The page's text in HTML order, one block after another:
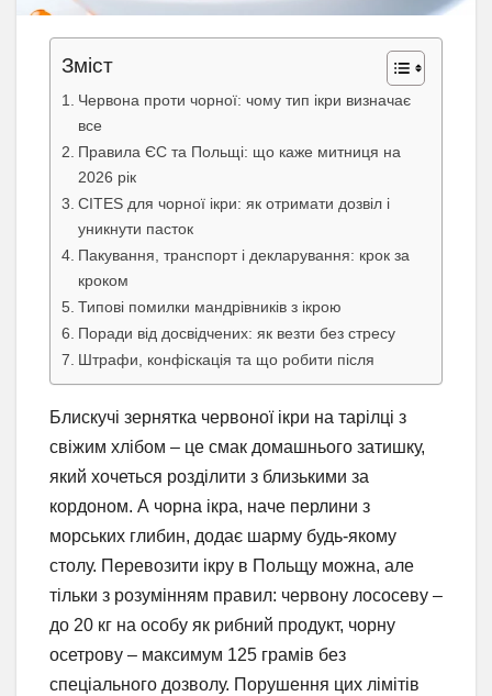
Зміст
Червона проти чорної: чому тип ікри визначає
все
Правила ЄС та Польщі: що каже митниця на
2026 рік
CITES для чорної ікри: як отримати дозвіл і
уникнути пасток
Пакування, транспорт і декларування: крок за
кроком
Типові помилки мандрівників з ікрою
Поради від досвідчених: як везти без стресу
Штрафи, конфіскація та що робити після
Блискучі зернятка червоної ікри на тарілці з
свіжим хлібом – це смак домашнього затишку,
який хочеться розділити з близькими за
кордоном. А чорна ікра, наче перлини з
морських глибин, додає шарму будь-якому
столу. Перевозити ікру в Польщу можна, але
тільки з розумінням правил: червону лососеву –
до 20 кг на особу як рибний продукт, чорну
осетрову – максимум 125 грамів без
спеціального дозволу. Порушення цих лімітів